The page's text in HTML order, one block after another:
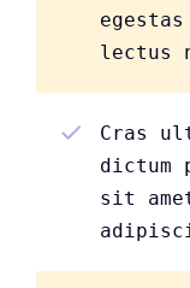
lectus
Cras
dictum
sit